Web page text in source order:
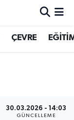
ÇEVRE
30.03.2026 - 14:03
GÜNCELLEME